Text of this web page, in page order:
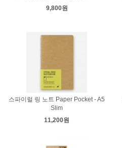
9,800원
스파이럴 링 노트 Paper Pocket - A5
Slim
11,200원